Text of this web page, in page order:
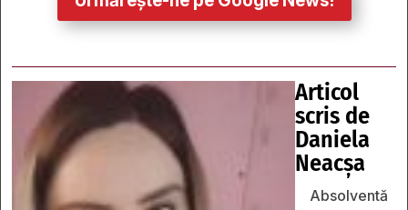
Articol
scris de
Daniela
Neacșa
Absolventă